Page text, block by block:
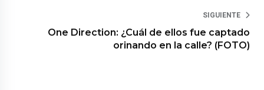
SIGUIENTE
One Direction: ¿Cuál de ellos fue captado
orinando en la calle? (FOTO)